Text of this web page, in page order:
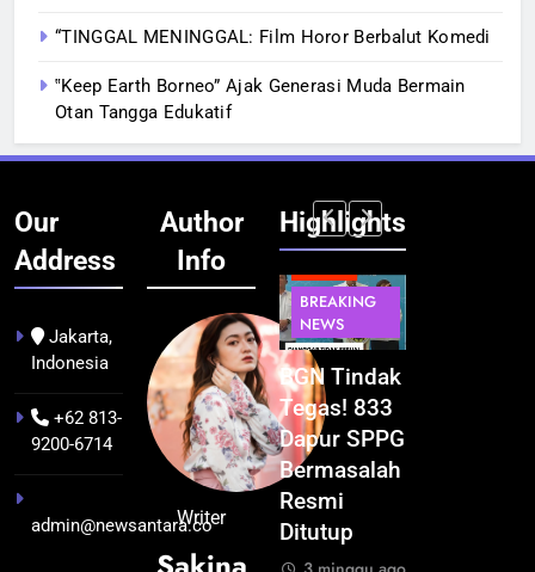
“TINGGAL MENINGGAL: Film Horor Berbalut Komedi
‟Keep Earth Borneo” Ajak Generasi Muda Bermain
Otan Tangga Edukatif
Our
Address
Jakarta,
Indonesia
+62 813-
9200-6714
admin@newsantara.co
Author
Info
Writer
Highlights
BERITA
BUDAYA
Pontianak
dalam Peta
Kolonial
Awal Abad
hingga
BERITA
NEWS
Festival
Budaya
Khatulistiwa
2026
Terselenggara
Sukses,
Pontianak
BREAKING
NEWS
BGN Tindak
Tegas! 833
Dapur SPPG
Bermasalah
Resmi
Ditutup